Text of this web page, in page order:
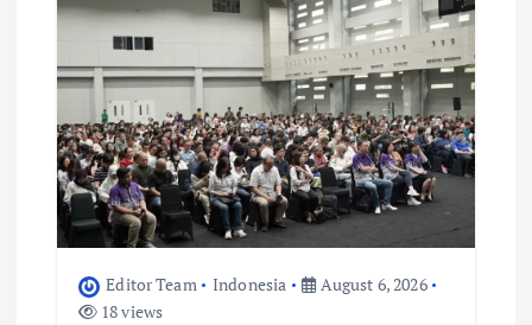
Editor Team Indonesia
August 6, 2026
18 views